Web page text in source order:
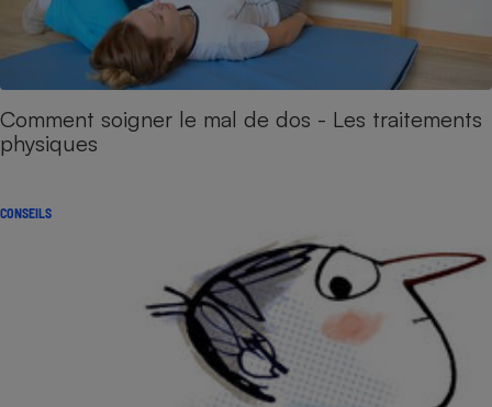
Comment soigner le mal de dos - Les traitements
physiques
CONSEILS